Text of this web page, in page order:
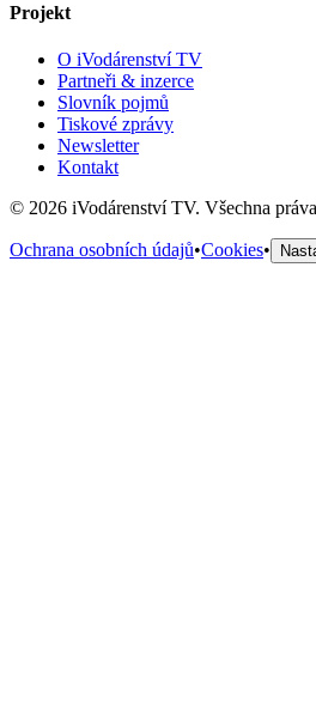
Projekt
O iVodárenství TV
Partneři & inzerce
Slovník pojmů
Tiskové zprávy
Newsletter
Kontakt
© 2026 iVodárenství TV. Všechna
Ochrana osobních údajů•Cookies•